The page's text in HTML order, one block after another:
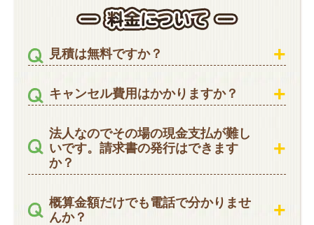
見積は無料ですか？
キャンセル費用はかかりますか？
法人なのでその場の現金支払が難し
いです。請求書の発行はできます
か？
概算金額だけでも電話で分かりませ
んか？